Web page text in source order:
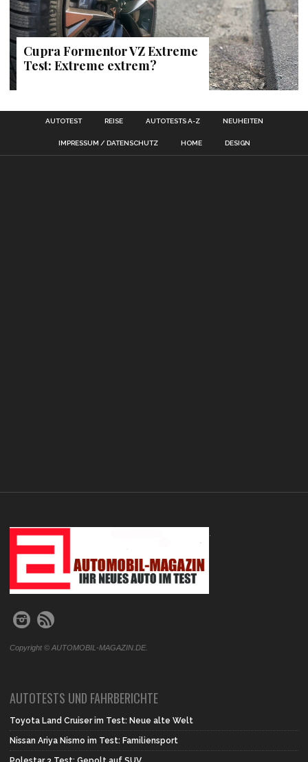
Cupra Formentor VZ Extreme
Test: Extreme extrem?
AUTOTEST REISE AUTOTESTS A-Z NEUHEITEN
IMPRESSUM / DATENSCHUTZ HOME DESIGN
.
Copyright © AUTOMOBIL-MAGAZIN.DE.
AUTOTESTS UND FAHRBERICHTE
Toyota Land Cruiser im Test: Neue alte Welt
Nissan Ariya Nismo im Test: Familiensport